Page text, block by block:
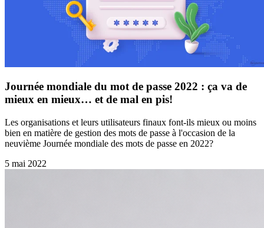
Journée mondiale du mot de passe 2022 : ça va de
mieux en mieux… et de mal en pis!
Les organisations et leurs utilisateurs finaux font-ils mieux ou moins
bien en matière de gestion des mots de passe à l'occasion de la
neuvième Journée mondiale des mots de passe en 2022?
5 mai 2022